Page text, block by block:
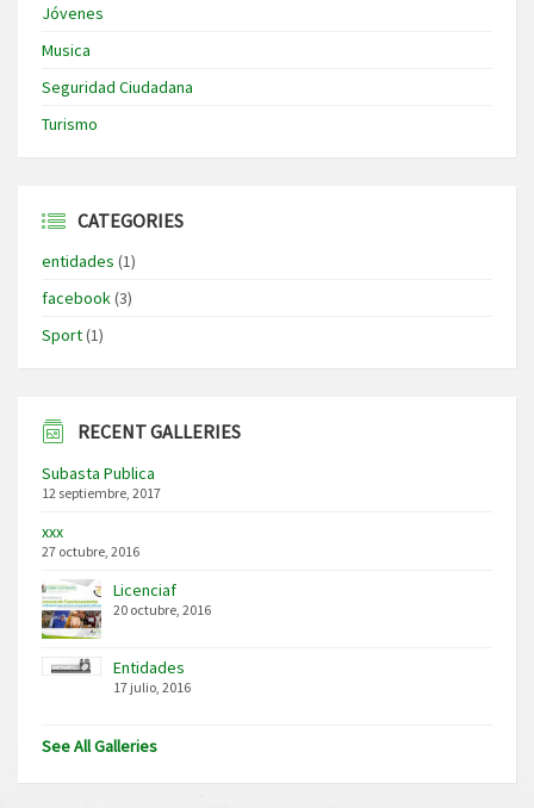
Jóvenes
Musica
Seguridad Ciudadana
Turismo
CATEGORIES
entidades (1)
facebook (3)
Sport(1)
RECENT GALLERIES
Subasta Publica
12 septiembre, 2017
xxx
27 octubre, 2016
Licenciaf
20 octubre, 2016
Entidades
17 julio, 2016
See All Galleries